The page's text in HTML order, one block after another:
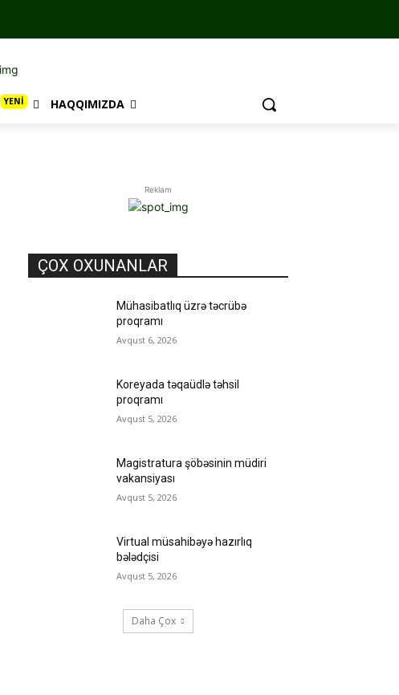
YENİ HAQQIMIZDA
Reklam
ÇOX OXUNANLAR
Mühasibatlıq üzrə təcrübə
proqramı
Avqust 6, 2026
Koreyada təqaüdlə təhsil
proqramı
Avqust 5, 2026
Magistratura şöbəsinin müdiri
vakansiyası
Avqust 5, 2026
Virtual müsahibəyə hazırlıq
bələdçisi
Avqust 5, 2026
Daha Çox